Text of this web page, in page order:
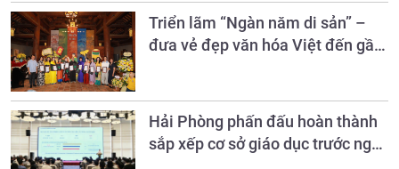
Triển lãm “Ngàn năm di sản” –
đưa vẻ đẹp văn hóa Việt đến gần
Hải Phòng phấn đấu hoàn thành
sắp xếp cơ sở giáo dục trước ngày